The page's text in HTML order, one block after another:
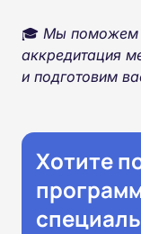
🎓 Мы поможем
аккредитация
и подготовим
Хотите